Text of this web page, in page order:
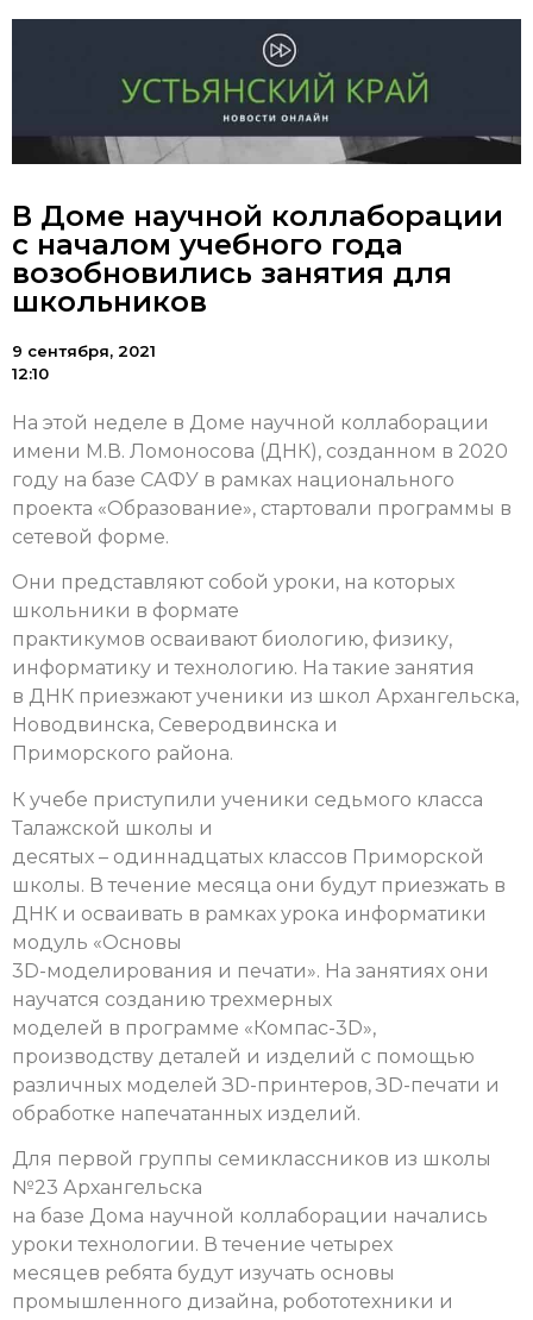
В Доме научной коллаборации
с началом учебного года
возобновились занятия для
школьников
9 сентября, 2021
12:10
На этой неделе в Доме научной коллаборации
имени М.В. Ломоносова (ДНК), созданном в 2020
году на базе САФУ в рамках национального
проекта «Образование», стартовали программы в
сетевой форме.
Они представляют собой уроки, на которых
школьники в формате
практикумов осваивают биологию, физику,
информатику и технологию. На такие занятия
в ДНК приезжают ученики из школ Архангельска,
Новодвинска, Северодвинска и
Приморского района.
К учебе приступили ученики седьмого класса
Талажской школы и
десятых – одиннадцатых классов Приморской
школы. В течение месяца они будут приезжать в
ДНК и осваивать в рамках урока информатики
модуль «Основы
3D-моделирования и печати». На занятиях они
научатся созданию трехмерных
моделей в программе «Компас-3D»,
производству деталей и изделий с помощью
различных моделей ЗD-принтеров, ЗD-печати и
обработке напечатанных изделий.
Для первой группы семиклассников из школы
№23 Архангельска
на базе Дома научной коллаборации начались
уроки технологии. В течение четырех
месяцев ребята будут изучать основы
промышленного дизайна, робототехники и